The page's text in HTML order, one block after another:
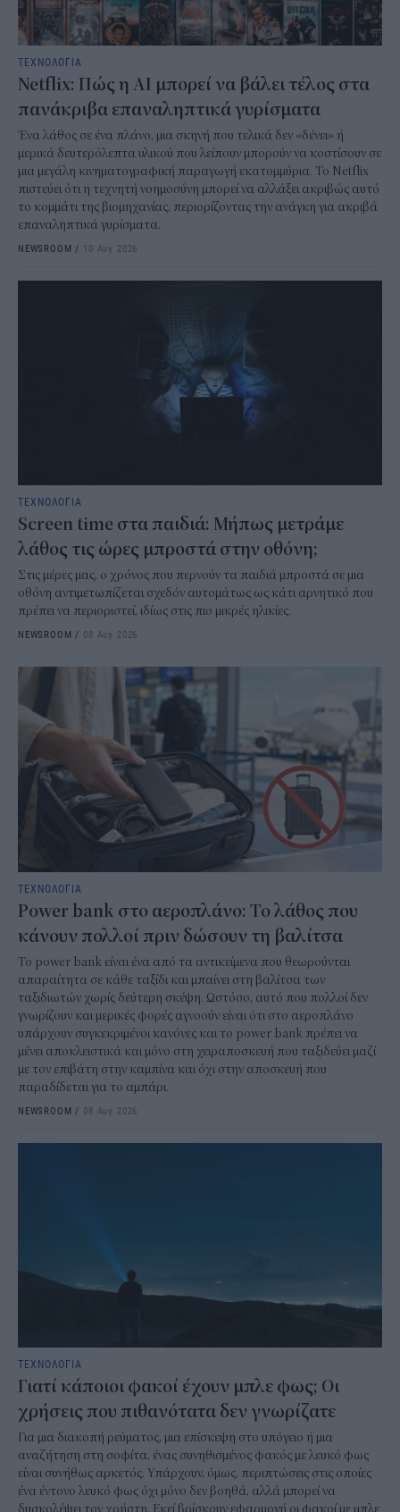
ΤΕΧΝΟΛΟΓΙΑ
Netflix: Πώς η AI μπορεί να βάλει τέλος στα
πανάκριβα επαναληπτικά γυρίσματα
Ένα λάθος σε ένα πλάνο, μια σκηνή που τελικά δεν «δένει» ή
μερικά δευτερόλεπτα υλικού που λείπουν μπορούν να κοστίσουν σε
μια μεγάλη κινηματογραφική παραγωγή εκατομμύρια. Το Netflix
πιστεύει ότι η τεχνητή νοημοσύνη μπορεί να αλλάξει ακριβώς αυτό
το κομμάτι της βιομηχανίας, περιορίζοντας την ανάγκη για ακριβά
επαναληπτικά γυρίσματα.
NEWSROOM / 10 Αυγ 2026
ΤΕΧΝΟΛΟΓΙΑ
Screen time στα παιδιά: Μήπως μετράμε
λάθος τις ώρες μπροστά στην οθόνη;
Στις μέρες μας, ο χρόνος που περνούν τα παιδιά μπροστά σε μια
οθόνη αντιμετωπίζεται σχεδόν αυτομάτως ως κάτι αρνητικό που
πρέπει να περιοριστεί, ιδίως στις πιο μικρές ηλικίες.
NEWSROOM / 08 Αυγ 2026
ΤΕΧΝΟΛΟΓΙΑ
Power bank στο αεροπλάνο: Το λάθος που
κάνουν πολλοί πριν δώσουν τη βαλίτσα
To power bank είναι ένα από τα αντικείμενα που θεωρούνται
απαραίτητα σε κάθε ταξίδι και μπαίνει στη βαλίτσα των
ταξιδιωτών χωρίς δεύτερη σκέψη. Ωστόσο, αυτό που πολλοί δεν
γνωρίζουν και μερικές φορές αγνοούν είναι ότι στο αεροπλάνο
υπάρχουν συγκεκριμένοι κανόνες και το power bank πρέπει να
μένει αποκλειστικά και μόνο στη χειραποσκευή που ταξιδεύει μαζί
με τον επιβάτη στην καμπίνα και όχι στην αποσκευή που
παραδίδεται για το αμπάρι.
NEWSROOM / 08 Αυγ 2026
ΤΕΧΝΟΛΟΓΙΑ
Γιατί κάποιοι φακοί έχουν μπλε φως; Οι
χρήσεις που πιθανότατα δεν γνωρίζατε
Για μια διακοπή ρεύματος, μια επίσκεψη στο υπόγειο ή μια
αναζήτηση στη σοφίτα, ένας συνηθισμένος φακός με λευκό φως
είναι συνήθως αρκετός. Υπάρχουν, όμως, περιπτώσεις στις οποίες
ένα έντονο λευκό φως όχι μόνο δεν βοηθά, αλλά μπορεί να
δυσκολέψει τον χρήστη. Εκεί βρίσκουν εφαρμογή οι φακοί με μπλε